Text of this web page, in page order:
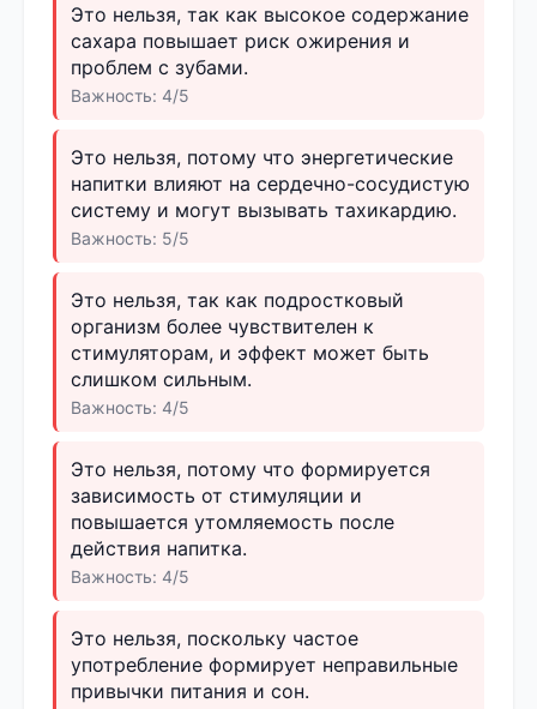
Это нельзя, так как высокое содержание
сахара повышает риск ожирения и
проблем с зубами.
Важность: 4/5
Это нельзя, потому что энергетические
напитки влияют на сердечно-сосудистую
систему и могут вызывать тахикардию.
Важность: 5/5
Это нельзя, так как подростковый
организм более чувствителен к
стимуляторам, и эффект может быть
слишком сильным.
Важность: 4/5
Это нельзя, потому что формируется
зависимость от стимуляции и
повышается утомляемость после
действия напитка.
Важность: 4/5
Это нельзя, поскольку частое
употребление формирует неправильные
привычки питания и сон.